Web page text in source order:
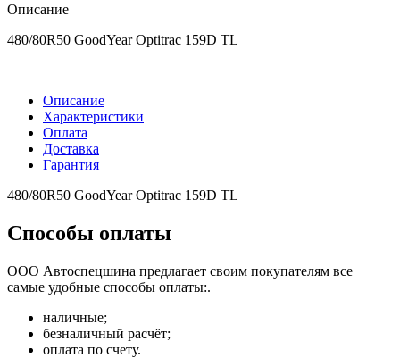
Описание
480/80R50 GoodYear Optitrac 159D TL
Описание
Характеристики
Оплата
Доставка
Гарантия
480/80R50 GoodYear Optitrac 159D TL
Способы оплаты
ООО Автоспецшина предлагает своим покупателям все
самые удобные способы оплаты:.
наличные;
безналичный расчёт;
оплата по счету.